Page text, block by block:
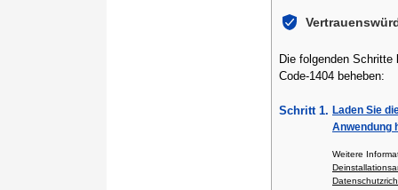
Die folgenden Schritte
Code-1404 beheben:
Schritt 1. Laden Sie
Anwendung
Weitere